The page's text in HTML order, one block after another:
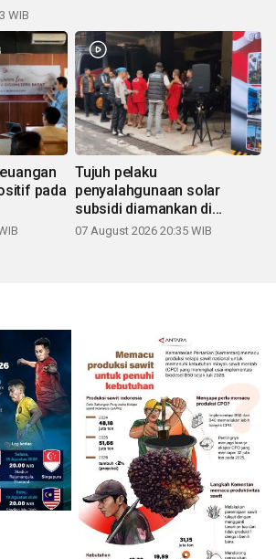
WIB
pada
Tujuh pelaku
penyalahgunaan solar
subsidi diamankan di
Sumbar
07 August 2026 20:35 WIB